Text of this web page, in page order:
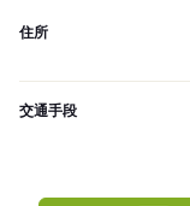
住所
交通手段